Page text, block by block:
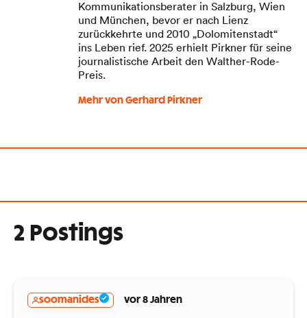
Kommunikationsberater in Salzburg, Wien
und München, bevor er nach Lienz
zurückkehrte und 2010 „Dolomitenstadt“
ins Leben rief. 2025 erhielt Pirkner für seine
journalistische Arbeit den Walther-Rode-
Preis.
Mehr von Gerhard Pirkner
2 Postings
soomanides vor 8 Jahren